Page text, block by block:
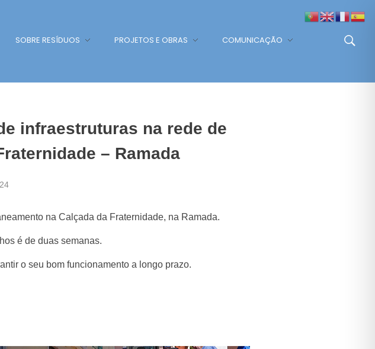
SOBRE RESÍDUOS PROJETOS E OBRAS COMUNICAÇÃO
infraestruturas na rede de
– Ramada
na Calçada da Fraternidade, na Ramada.
é de duas semanas.
o seu bom funcionamento a longo prazo.